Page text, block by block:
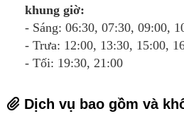
khung giờ:
- Sáng: 06:30, 07:30, 09:00,
- Trưa: 12:00, 13:30, 15:00,
- Tối: 19:30, 21:00
Dịch vụ bao gồm và